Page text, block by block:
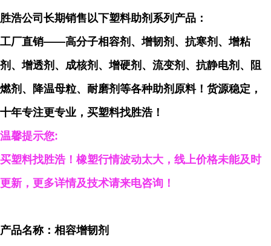
胜浩公司长期销售以下塑料助剂系列产品：
工厂直销——高分子相容剂、增韧剂、抗寒剂、增粘
剂、增透剂、成核剂、增硬剂、流变剂、抗静电剂、阻
燃剂、降温母粒、耐磨剂等各种助剂原料！货源稳定，
十年专注更专业，买塑料找胜浩！
温馨提示您:
买塑料找胜浩！橡塑行情波动太大，线上价格未能及时
更新，更多详情及技术请来电咨询！
产品名称：相容增韧剂